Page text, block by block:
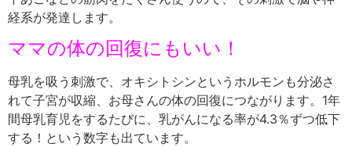
経系が発達します。
ママの体の回復にもいい！
母乳を吸う刺激で、オキシトシンというホルモンも分泌さ
れて子宮が収縮、お母さんの体の回復につながります。1年
間母乳育児をするたびに、乳がんになる率が4.3％ずつ低下
する！という数字も出ています。